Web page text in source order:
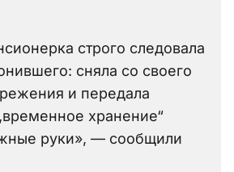
строго следовала
сняла со своего
и передала
хранение“
руки», — сообщили